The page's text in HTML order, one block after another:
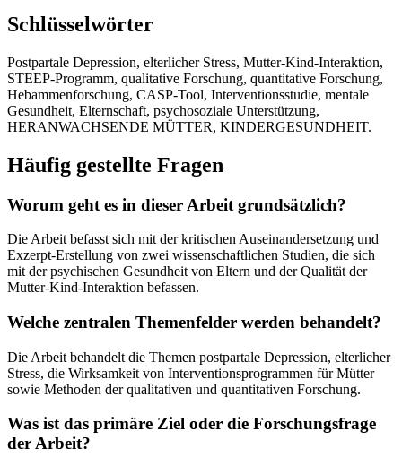
Schlüsselwörter
Postpartale Depression, elterlicher Stress, Mutter-Kind-Interaktion,
STEEP-Programm, qualitative Forschung, quantitative Forschung,
Hebammenforschung, CASP-Tool, Interventionsstudie, mentale
Gesundheit, Elternschaft, psychosoziale Unterstützung,
HERANWACHSENDE MÜTTER, KINDERGESUNDHEIT.
Häufig gestellte Fragen
Worum geht es in dieser Arbeit grundsätzlich?
Die Arbeit befasst sich mit der kritischen Auseinandersetzung und
Exzerpt-Erstellung von zwei wissenschaftlichen Studien, die sich
mit der psychischen Gesundheit von Eltern und der Qualität der
Mutter-Kind-Interaktion befassen.
Welche zentralen Themenfelder werden behandelt?
Die Arbeit behandelt die Themen postpartale Depression, elterlicher
Stress, die Wirksamkeit von Interventionsprogrammen für Mütter
sowie Methoden der qualitativen und quantitativen Forschung.
Was ist das primäre Ziel oder die Forschungsfrage
der Arbeit?